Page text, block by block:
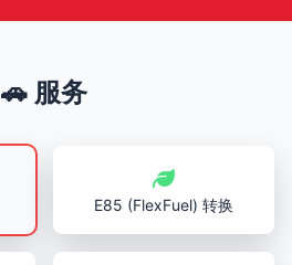
🚗 服务
E85 (FlexFuel) 转换